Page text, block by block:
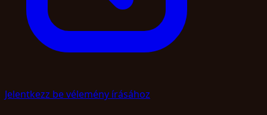
Jelentkezz be vélemény írásához